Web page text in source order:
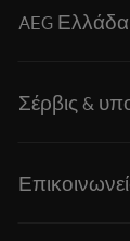
AEG Ελλάδα
Σέρβις &